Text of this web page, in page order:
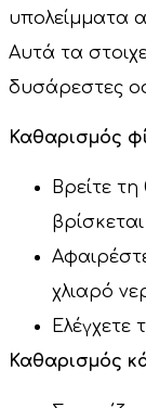
υπολείμματα
Αυτά τα
δυσάρεστες
Καθαρισμός
Βρείτε
χλιαρό
Ελέγχετε
Καθαρισμός